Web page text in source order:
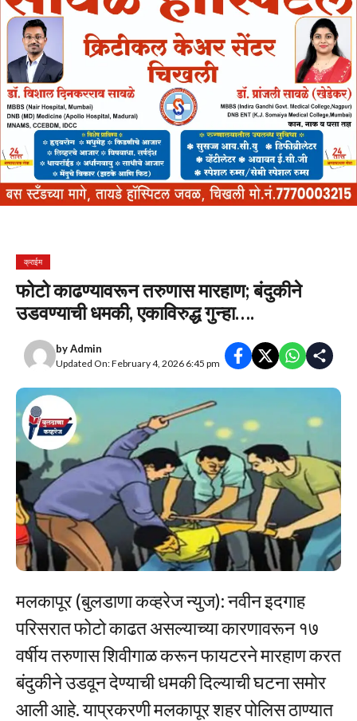
क्राईम
फोटो काढण्यावरून तरुणास मारहाण; बंदुकीने
उडवण्याची धमकी, एकाविरुद्ध गुन्हा….
byAdmin
Updated On: February 4, 2026 6:45 pm
मलकापूर (बुलडाणा कव्हरेज न्युज): नवीन इदगाह
परिसरात फोटो काढत असल्याच्या कारणावरून १७
वर्षीय तरुणास शिवीगाळ करून फायटरने मारहाण करत
बंदुकीने उडवून देण्याची धमकी दिल्याची घटना समोर
आली आहे. याप्रकरणी मलकापूर शहर पोलिस ठाण्यात